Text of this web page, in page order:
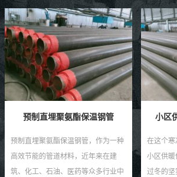
小区供暖保温钢管生产厂家
在这个寒冷的季节，一个值得信赖的
小区供暖保温钢管生产厂家是您安心
过冬的坚实后盾。我们，作为行业内
在
聚
道